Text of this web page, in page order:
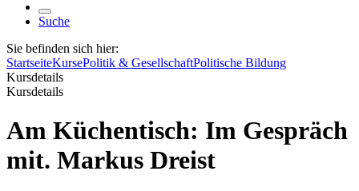
Suche
Sie befinden sich hier:
StartseiteKursePolitik & GesellschaftPolitische Bildung
Kursdetails
Kursdetails
Am Küchentisch: Im Gespräch
mit. Markus Dreist